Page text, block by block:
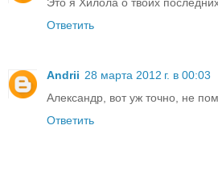
Ответить
Andrii 28 марта 2012 г. в 00:03
Александр, вот уж точно, не
Ответить